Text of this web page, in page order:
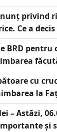
privind
Ce a
BRD pentru
cu
la
– Astăzi,
și